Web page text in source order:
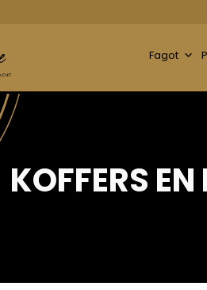
Fagot
KOFFERS